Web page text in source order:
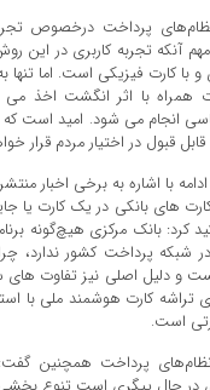
نظام‌های پرداخت درخصوص
آنکه تجربه کاربری در این
با کارت فیزیکی است. اما تنها
همراه با اثر انگشت اخذ
انجام می شود. امید است
قبول در اختیار مردم قرار
با اشاره به برخی اخبار
های بانکی در یک کارت یا
کرد: بانک مرکزی هیچ‌گونه
شبکه پرداخت کشور ندارد،
و دلیل اصلی نیز تفاوت های
کارت هوشمند ملی با
است.
نظام‌های پرداخت همچنین